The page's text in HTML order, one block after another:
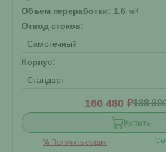
Объем переработки: 1.6 м3
Отвод стоков:
Самотечный
Корпус:
Стандарт
160 480 ₽188
Купить
% Получить скидку